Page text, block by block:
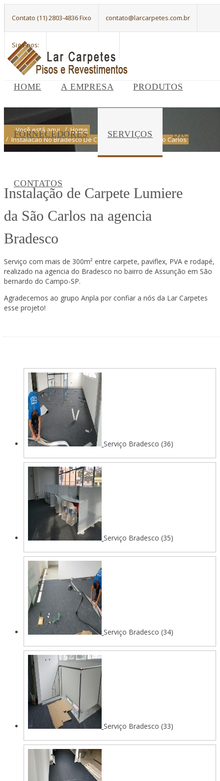
Contato (11) 2803-4836 Fixo contato@larcarpetes.com.br
Siga-nos:
HOME A EMPRESA PRODUTOS
FORNECEDORES SERVIÇOS DICAS
CONTATOS
Você está aqui
Home
Instalacao No Bradesco De Carpete Lumiere Da Sao Carlos
Instalação de Carpete Lumiere
da São Carlos na agencia
Bradesco
Serviço com mais de 300m² entre carpete, paviflex, PVA e rodapé,
realizado na agencia do Bradesco no bairro de Assunção em São
bernardo do Campo-SP.
Agradecemos ao grupo Anpla por confiar a nós da Lar Carpetes
esse projeto!
Serviço Bradesco (36)
Serviço Bradesco (35)
Serviço Bradesco (34)
Serviço Bradesco (33)